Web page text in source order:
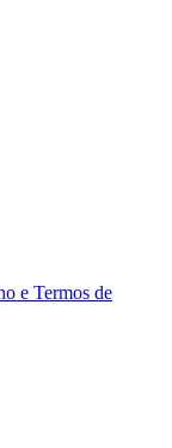
e Termos de